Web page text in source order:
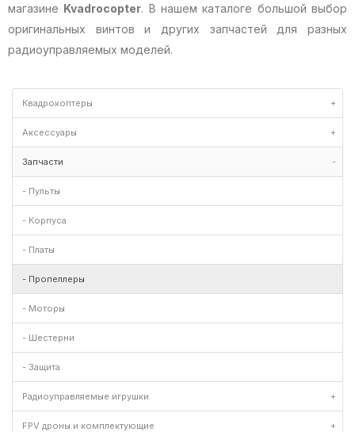
Квадрокоптеры +
Аксессуары +
Запчасти -
- Пульты
- Корпуса
- Платы
- Пропеллеры
- Моторы
- Шестерни
- Защита
Радиоуправляемые игрушки +
FPV дроны и комплектующие +
магазине Kvadrocopter. В нашем каталоге большой выбор
оригинальных винтов и других запчастей для разных
радиоуправляемых моделей.